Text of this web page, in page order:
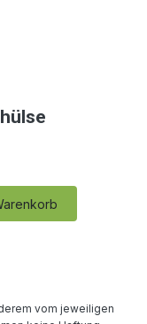
vom jeweiligen